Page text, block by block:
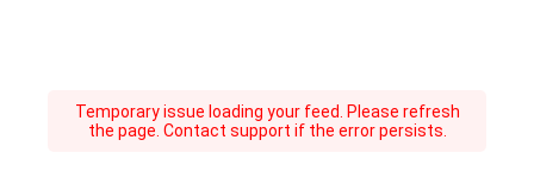
Temporary issue loading your feed. Please refresh
the page. Contact support if the error persists.